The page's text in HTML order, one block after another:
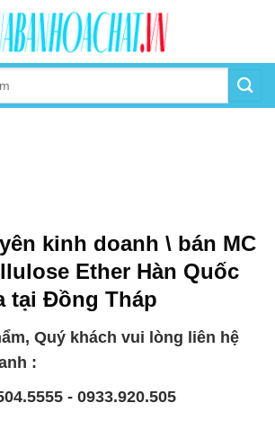
kinh doanh \ bán MC
Ether Hàn Quốc
tại Đồng Tháp
Quý khách vui lòng liên hệ
:
- 0933.920.505